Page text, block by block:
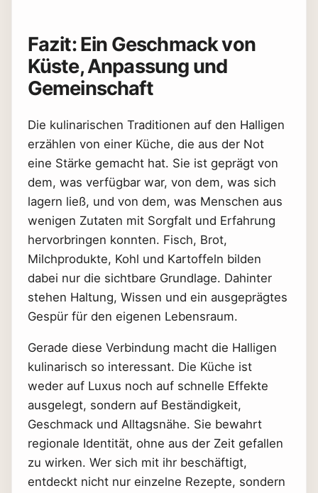
Fazit: Ein Geschmack von
Küste, Anpassung und
Gemeinschaft
Die kulinarischen Traditionen auf den Halligen
erzählen von einer Küche, die aus der Not
eine Stärke gemacht hat. Sie ist geprägt von
dem, was verfügbar war, von dem, was sich
lagern ließ, und von dem, was Menschen aus
wenigen Zutaten mit Sorgfalt und Erfahrung
hervorbringen konnten. Fisch, Brot,
Milchprodukte, Kohl und Kartoffeln bilden
dabei nur die sichtbare Grundlage. Dahinter
stehen Haltung, Wissen und ein ausgeprägtes
Gespür für den eigenen Lebensraum.
Gerade diese Verbindung macht die Halligen
kulinarisch so interessant. Die Küche ist
weder auf Luxus noch auf schnelle Effekte
ausgelegt, sondern auf Beständigkeit,
Geschmack und Alltagsnähe. Sie bewahrt
regionale Identität, ohne aus der Zeit gefallen
zu wirken. Wer sich mit ihr beschäftigt,
entdeckt nicht nur einzelne Rezepte, sondern